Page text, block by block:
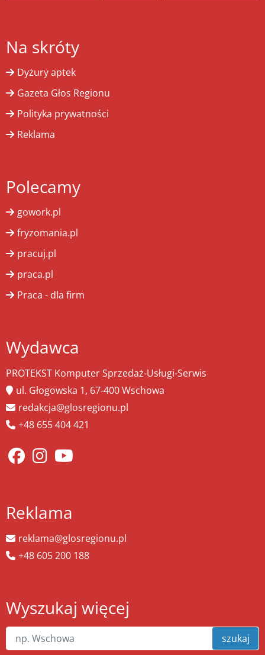
Na skróty
Dyżury aptek
Gazeta Głos Regionu
Polityka prywatności
Reklama
Polecamy
gowork.pl
fryzomania.pl
pracuj.pl
praca.pl
Praca - dla firm
Wydawca
PROTEKST Komputer Sprzedaż-Usługi-Serwis
ul. Głogowska 1, 67-400 Wschowa
redakcja@glosregionu.pl
+48 655 404 421
Reklama
reklama@glosregionu.pl
+48 605 200 188
Wyszukaj więcej
szukaj